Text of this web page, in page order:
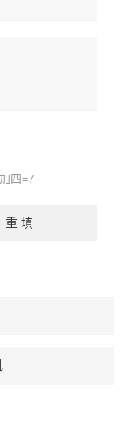
四=7